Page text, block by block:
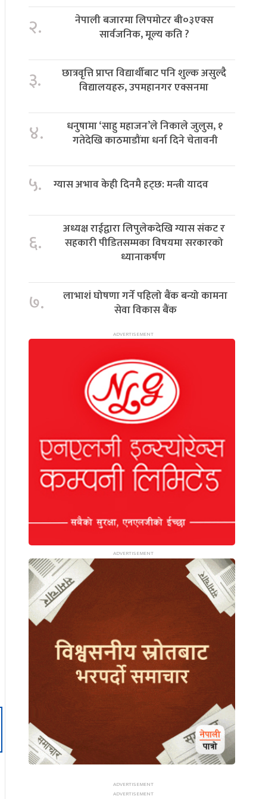
२.
नेपाली बजारमा लिपमोटर बी०३एक्स
सार्वजनिक, मूल्य कति ?
३.
छात्रवृत्ति प्राप्त विद्यार्थीबाट पनि शुल्क असुल्दै
विद्यालयहरु, उपमहानगर एक्सनमा
४.
धनुषामा ‘साहु महाजन’ले निकाले जुलुस, १
गतेदेखि काठमाडौंमा धर्ना दिने चेतावनी
५. ग्यास अभाव केही दिनमै हट्छ: मन्त्री यादव
६.
अध्यक्ष राईद्वारा लिपुलेकदेखि ग्यास संकट र
सहकारी पीडितसम्मका विषयमा सरकारको
ध्यानाकर्षण
७.
लाभाशं घोषणा गर्ने पहिलो बैंक बन्यो कामना
सेवा विकास बैंक